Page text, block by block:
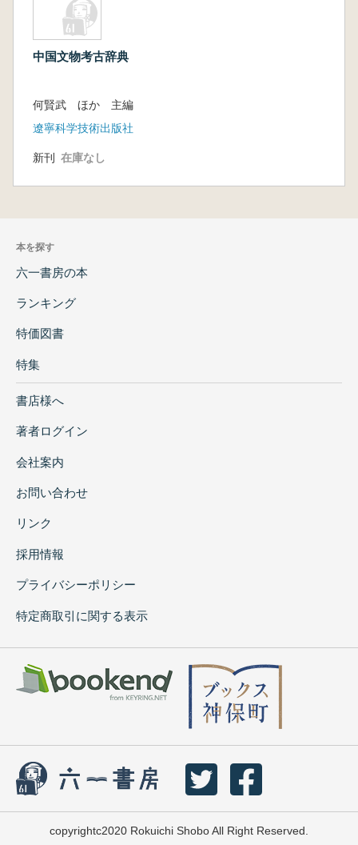
中国文物考古辞典
何賢武 ほか 主編
遼寧科学技術出版社
新刊 在庫なし
本を探す
六一書房の本
ランキング
特価図書
特集
書店様へ
著者ログイン
会社案内
お問い合わせ
リンク
採用情報
プライバシーポリシー
特定商取引に関する表示
copyrightc2020 Rokuichi Shobo All Right Reserved.